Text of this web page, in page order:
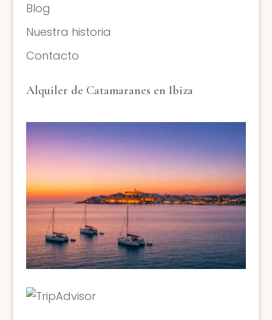
Blog
Nuestra historia
Contacto
Alquiler de Catamaranes en Ibiza